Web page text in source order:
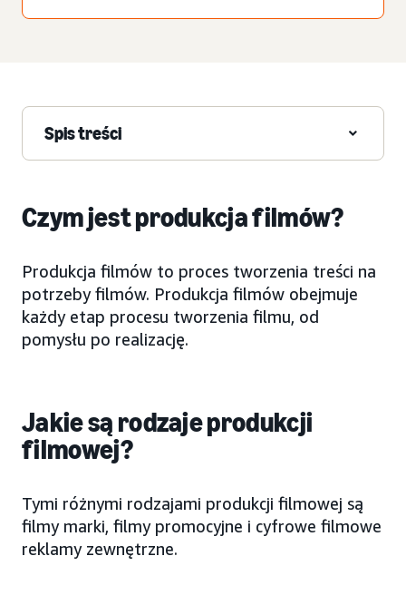
Spis treści
Czym jest produkcja filmów?
Produkcja filmów to proces tworzenia treści na
potrzeby filmów. Produkcja filmów obejmuje
każdy etap procesu tworzenia filmu, od
pomysłu po realizację.
Jakie są rodzaje produkcji
filmowej?
Tymi różnymi rodzajami produkcji filmowej są
filmy marki, filmy promocyjne i cyfrowe filmowe
reklamy zewnętrzne.